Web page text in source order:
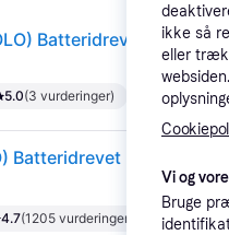
5.0(3 vurderinger)
4.7(1205 vurderinger)
ikke så
eller
Vi og
Bruge